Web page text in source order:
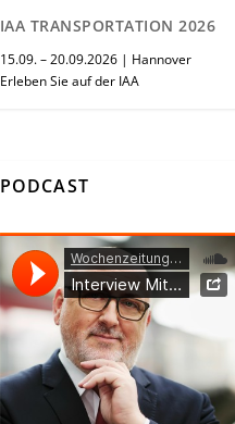
IAA TRANSPORTATION 2026
15.09. – 20.09.2026 | Hannover
Erleben Sie auf der IAA
PODCAST